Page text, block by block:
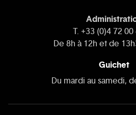
T. +33 (0)4 72 00
De 8h à 12h et de
Guichet
Du mardi au samedi,